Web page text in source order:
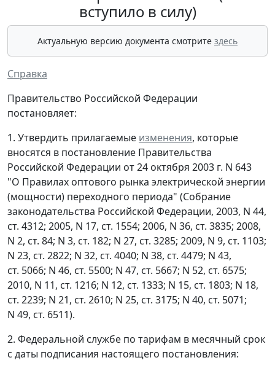
вступило в силу)
Актуальную версию документа смотрите здесь
Справка
Правительство Российской Федерации
постановляет:
1. Утвердить прилагаемые изменения, которые
вносятся в постановление Правительства
Российской Федерации от 24 октября 2003 г. N 643
"О Правилах оптового рынка электрической энергии
(мощности) переходного периода" (Собрание
законодательства Российской Федерации, 2003, N 44,
ст. 4312; 2005, N 17, ст. 1554; 2006, N 36, ст. 3835; 2008,
N 2, ст. 84; N 3, ст. 182; N 27, ст. 3285; 2009, N 9, ст. 1103;
N 23, ст. 2822; N 32, ст. 4040; N 38, ст. 4479; N 43,
ст. 5066; N 46, ст. 5500; N 47, ст. 5667; N 52, ст. 6575;
2010, N 11, ст. 1216; N 12, ст. 1333; N 15, ст. 1803; N 18,
ст. 2239; N 21, ст. 2610; N 25, ст. 3175; N 40, ст. 5071;
N 49, ст. 6511).
2. Федеральной службе по тарифам в месячный срок
с даты подписания настоящего постановления: